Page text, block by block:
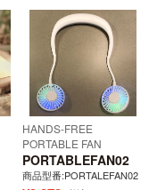
HANDS-FREE
PORTABLE FAN
PORTABLEFAN02
商品型番:PORTALEFAN02